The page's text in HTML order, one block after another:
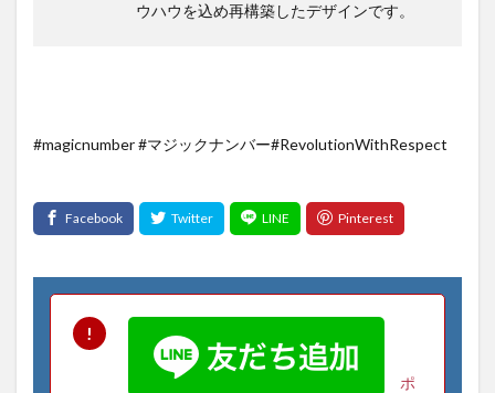
ウハウを込め再構築したデザインです。
#magicnumber #マジックナンバー#RevolutionWithRespect
ポ